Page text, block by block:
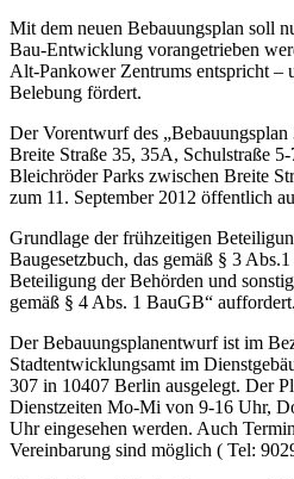
Mit dem neuen Bebauungsplan soll
Bau-Entwicklung vorangetrieben
Alt-Pankower Zentrums entspricht –
Belebung fördert.
Der Vorentwurf des
Breite Straße 35, 35A, Schulstraße
Bleichröder Parks zwischen Breite
zum 11. September 2012 öffentlich
Grundlage der frühzeitigen
Baugesetzbuch, das gemäß § 3
Beteiligung der Behörden und
gemäß § 4 Abs. 1 BauGB“ auffordert.
Der Bebauungsplanentwurf ist im
Stadtentwicklungsamt im
307 in 10407 Berlin ausgelegt. Der
Dienstzeiten Mo-Mi von 9-16 Uhr,
Uhr eingesehen werden. Auch
Vereinbarung sind möglich ( Tel: